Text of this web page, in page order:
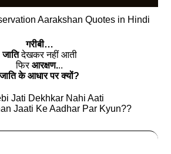
Aarakshan Quotes in Hindi
गरीबी…
जातिदेखकर नहीं आती
फिरआरक्षण...
जाति के आधार पर क्यों?
Jati Dekhkar Nahi Aati
Jaati Ke Aadhar Par Kyun??